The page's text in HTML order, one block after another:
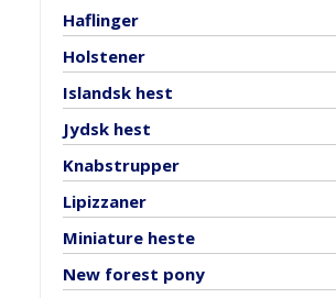
Haflinger
Holstener
Islandsk hest
Jydsk hest
Knabstrupper
Lipizzaner
Miniature heste
New forest pony